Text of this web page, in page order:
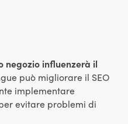
negozio influenzerà il
può migliorare il SEO
implementare
evitare problemi di